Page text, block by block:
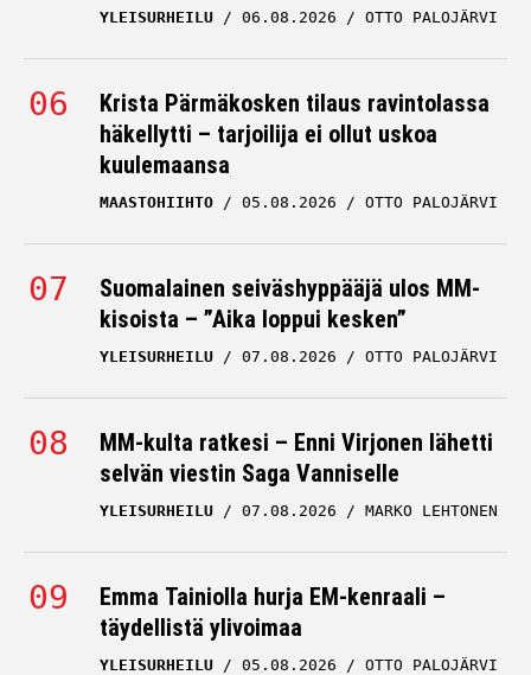
YLEISURHEILU 06.08.2026 OTTO PALOJÄRVI
Krista Pärmäkosken tilaus ravintolassa
häkellytti – tarjoilija ei ollut uskoa
kuulemaansa
MAASTOHIIHTO 05.08.2026 OTTO PALOJÄRVI
Suomalainen seiväshyppääjä ulos MM-
kisoista – ”Aika loppui kesken”
YLEISURHEILU 07.08.2026 OTTO PALOJÄRVI
MM-kulta ratkesi – Enni Virjonen lähetti
selvän viestin Saga Vanniselle
YLEISURHEILU 07.08.2026 MARKO LEHTONEN
Emma Tainiolla hurja EM-kenraali –
täydellistä ylivoimaa
YLEISURHEILU 05.08.2026 OTTO PALOJÄRVI